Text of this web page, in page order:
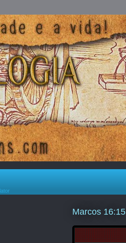
Marcos 16:15